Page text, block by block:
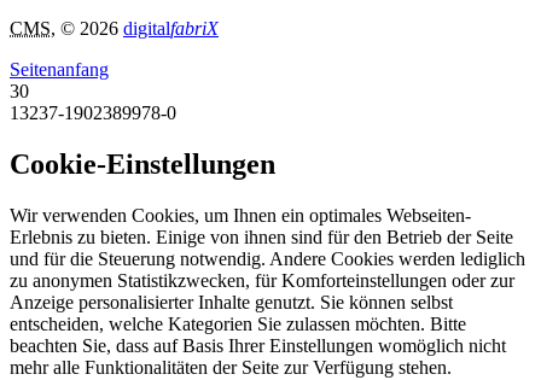
CMS, © 2026 digitalfabriX
Seitenanfang
30
13237-1902389978-0
Cookie-Einstellungen
Wir verwenden Cookies, um Ihnen ein optimales Webseiten-
Erlebnis zu bieten. Einige von ihnen sind für den Betrieb der Seite
und für die Steuerung notwendig. Andere Cookies werden lediglich
zu anonymen Statistikzwecken, für Komforteinstellungen oder zur
Anzeige personalisierter Inhalte genutzt. Sie können selbst
entscheiden, welche Kategorien Sie zulassen möchten. Bitte
beachten Sie, dass auf Basis Ihrer Einstellungen womöglich nicht
mehr alle Funktionalitäten der Seite zur Verfügung stehen.